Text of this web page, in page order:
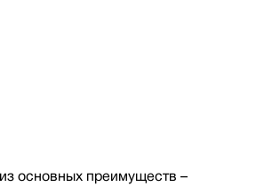
основных преимуществ –